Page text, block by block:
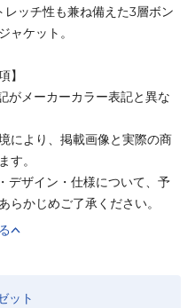
ッチ性も兼ね備えた3層ボン
ャケット。
】
がメーカーカラー表記と異な
により、掲載画像と実際の商
す。
デザイン・仕様について、予
らかじめご了承ください。
ット